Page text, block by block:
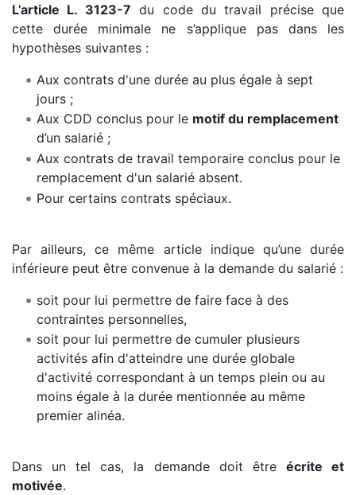
L’article L. 3123-7 du code du travail précise que
cette durée minimale ne s’applique pas dans les
hypothèses suivantes :
Aux contrats d'une durée au plus égale à sept
jours ;
Aux CDD conclus pour le motif du remplacement
d’un salarié ;
Aux contrats de travail temporaire conclus pour le
remplacement d'un salarié absent.
Pour certains contrats spéciaux.
Par ailleurs, ce même article indique qu’une durée
inférieure peut être convenue à la demande du salarié :
soit pour lui permettre de faire face à des
contraintes personnelles,
soit pour lui permettre de cumuler plusieurs
activités afin d'atteindre une durée globale
d'activité correspondant à un temps plein ou au
moins égale à la durée mentionnée au même
premier alinéa.
Dans un tel cas, la demande doit être écrite et
motivée.